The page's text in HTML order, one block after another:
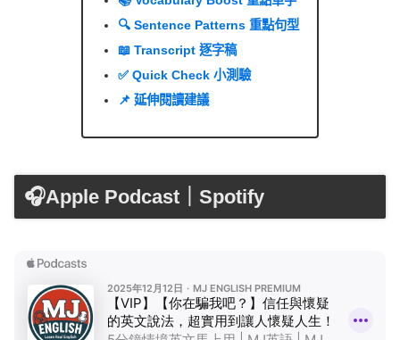
🔍 Sentence Patterns 重點句型
📖 Transcript 逐字稿
✅ Quick Check 小測驗
📌 延伸閱讀建議
🎧Apple Podcast｜Spotify